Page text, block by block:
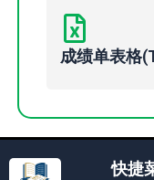
成绩单表格
快捷